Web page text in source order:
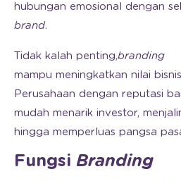
hubungan emosional dengan
brand.
Tidak kalah penting,branding
mampu meningkatkan nilai
Perusahaan dengan reputasi
mudah menarik investor,
hingga memperluas pangsa
Fungsi Branding